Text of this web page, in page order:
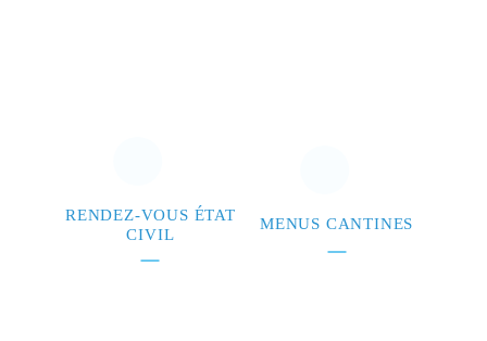
RENDEZ-VOUS ÉTAT
CIVIL
MENUS CANTINES